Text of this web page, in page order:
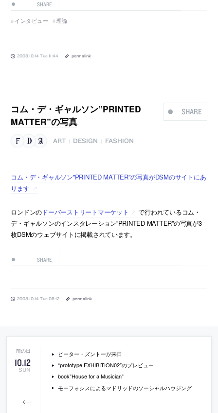
SHARE
インタビュー 理論
2008.10.14 Tue 11:44 permalink
SHARE
コム・デ・ギャルソン”PRINTED
MATTER”の写真
ART DESIGN FASHION
コム・デ・ギャルソン”PRINTED MATTER”の写真がDSMのサイトにあ
ります
ロンドンの ドーバーストリートマーケット
で行われているコム・
デ・ギャルソンのインスタレーション”PRINTED MATTER”の写真が3
枚DSMのウェブサイトに掲載されています。
SHARE
2008.10.14 Tue 08:12 permalink
10.12
SUN
ピーター・ズントーが来日
“prototype EXHIBITION02″のプレビュー
book”House for a Musician”
モーフォシスによるマドリッドのソーシャルハウジング